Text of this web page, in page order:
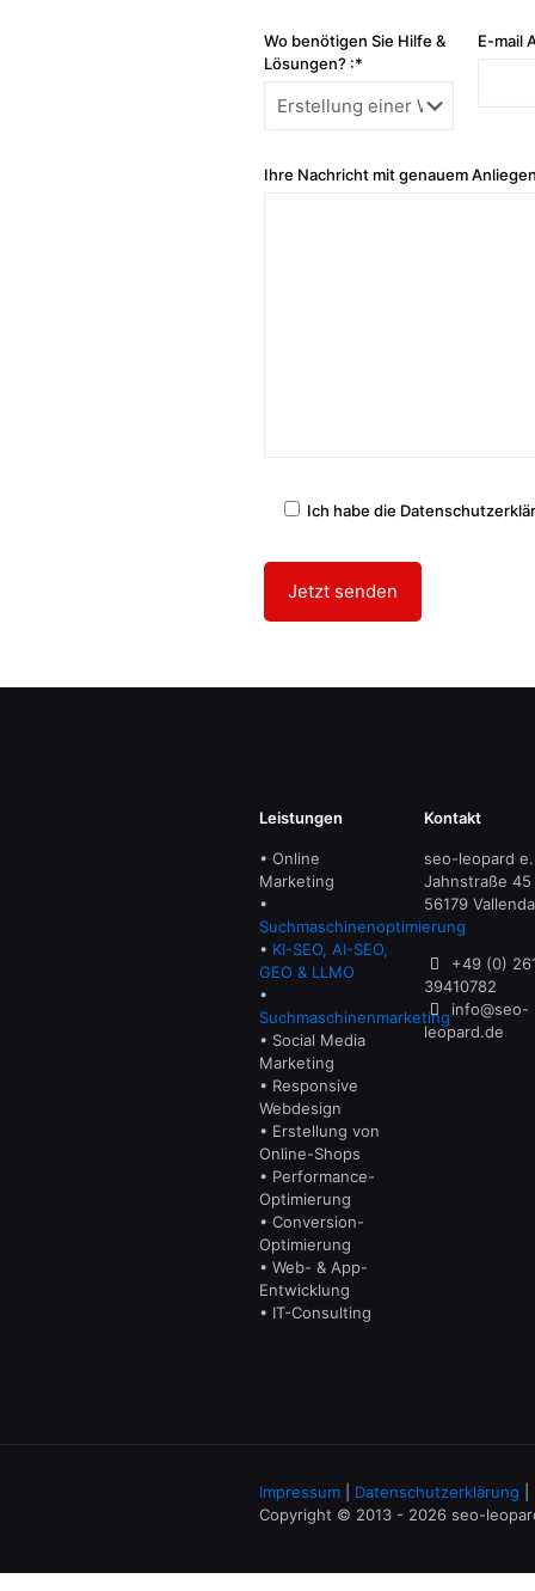
Wo benötigen Sie Hilfe &
Lösungen? :*
E-mail
Ihre Nachricht mit genauem
Ich habe die
Leistungen
• Online
Marketing
•
Suchmaschinenoptimierung
• KI-SEO, AI-SEO,
GEO & LLMO
•
Suchmaschinenmarketing
• Social Media
Marketing
• Responsive
Webdesign
• Erstellung von
Online-Shops
• Performance-
Optimierung
• Conversion-
Optimierung
• Web- & App-
Entwicklung
• IT-Consulting
Kontakt
seo-leopard
Jahnstraße 45
56179
+49 (0)
39410782
info@seo-
leopard.de
Impressum Datenschutzerklärung
Copyright © 2013 - 2026 seo-